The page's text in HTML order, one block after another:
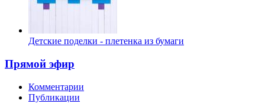
Детские поделки - плетенка из бумаги
Прямой эфир
Комментарии
Публикации